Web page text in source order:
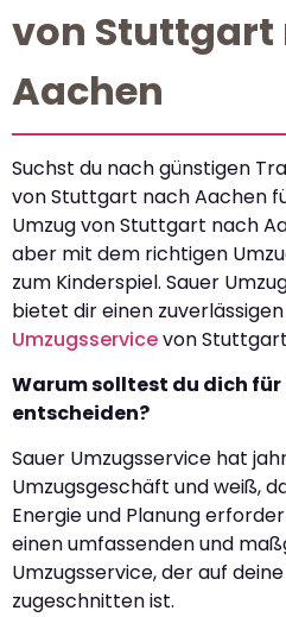
von Stuttgart
Aachen
Suchst du nach günstigen
von Stuttgart nach Aachen
Umzug von Stuttgart nach
aber mit dem richtigen
zum Kinderspiel. Sauer
bietet dir einen
Umzugsservicevon
Warum solltest du dich für
entscheiden?
Sauer Umzugsservice hat
Umzugsgeschäft und weiß,
Energie und Planung
einen umfassenden und
Umzugsservice, der auf
zugeschnitten ist.